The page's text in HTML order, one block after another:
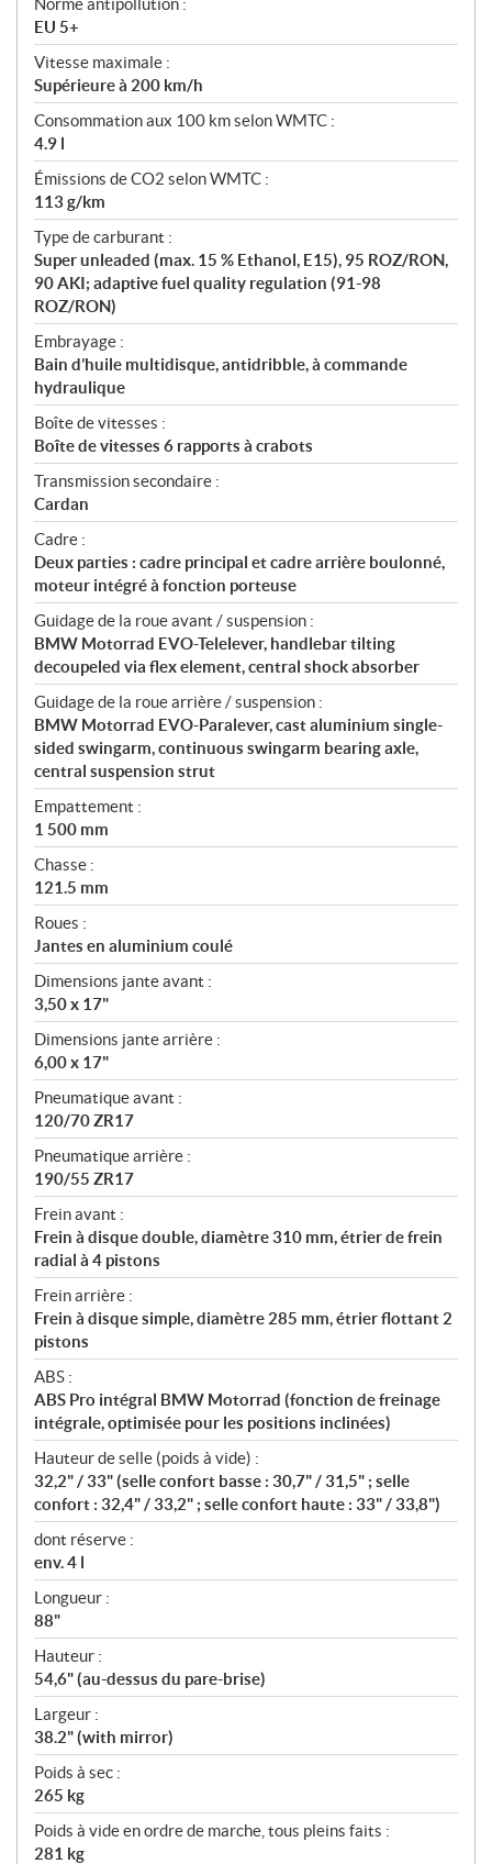
EU 5+
Vitesse maximale :
Supérieure à 200 km/h
Consommation aux 100 km selon WMTC :
4.9 l
Émissions de CO2 selon WMTC :
113 g/km
Type de carburant :
Super unleaded (max. 15 % Ethanol, E15), 95 ROZ/RON,
90 AKI; adaptive fuel quality regulation (91-98
ROZ/RON)
Embrayage :
Bain d’huile multidisque, antidribble, à commande
hydraulique
Boîte de vitesses :
Boîte de vitesses 6 rapports à crabots
Transmission secondaire :
Cardan
Cadre :
Deux parties : cadre principal et cadre arrière boulonné,
moteur intégré à fonction porteuse
Guidage de la roue avant / suspension :
BMW Motorrad EVO-Telelever, handlebar tilting
decoupeled via flex element, central shock absorber
Guidage de la roue arrière / suspension :
BMW Motorrad EVO-Paralever, cast aluminium single-
sided swingarm, continuous swingarm bearing axle,
central suspension strut
Empattement :
1 500 mm
Chasse :
121.5 mm
Roues :
Jantes en aluminium coulé
Dimensions jante avant :
3,50 x 17"
Dimensions jante arrière :
6,00 x 17"
Pneumatique avant :
120/70 ZR17
Pneumatique arrière :
190/55 ZR17
Frein avant :
Frein à disque double, diamètre 310 mm, étrier de frein
radial à 4 pistons
Frein arrière :
Frein à disque simple, diamètre 285 mm, étrier flottant 2
pistons
ABS :
ABS Pro intégral BMW Motorrad (fonction de freinage
intégrale, optimisée pour les positions inclinées)
Hauteur de selle (poids à vide) :
32,2" / 33" (selle confort basse : 30,7" / 31,5" ; selle
confort : 32,4" / 33,2" ; selle confort haute : 33" / 33,8")
dont réserve :
env. 4 l
Longueur :
88"
Hauteur :
54,6" (au-dessus du pare-brise)
Largeur :
38.2" (with mirror)
Poids à sec :
265 kg
Poids à vide en ordre de marche, tous pleins faits :
281 kg